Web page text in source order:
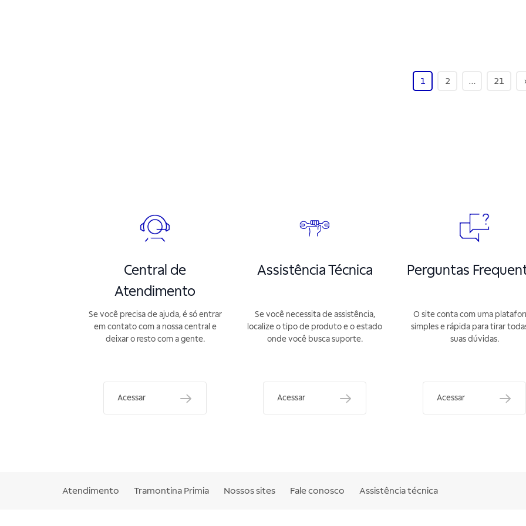
1 2 … 21
Central de
Atendimento
Se você precisa de ajuda, é só entrar
em contato com a nossa central e
deixar o resto com a gente.
Acessar
Assistência Técnica
Se você necessita de assistência,
localize o tipo de produto e o estado
onde você busca suporte.
Acessar
Perguntas
O site conta com uma
simples e rápida para tirar
suas dúvidas.
Acessar
Atendimento Tramontina Primia Nossos sites Fale conosco Assistência técnica